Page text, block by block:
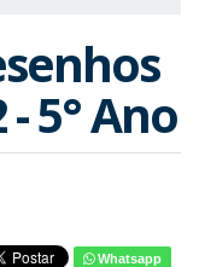
- 5° Ano
Whatsapp